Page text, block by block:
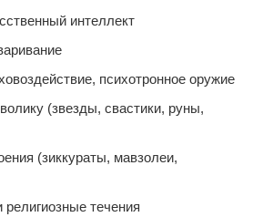
интеллект
психотронное оружие
(звезды, свастики, руны,
(зиккураты, мавзолеи,
течения